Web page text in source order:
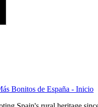
Bonitos de España - Inicio